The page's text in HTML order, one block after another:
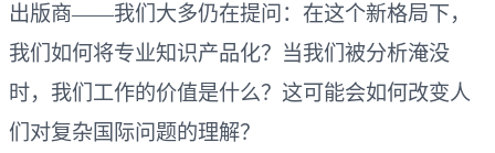
出版商——我们大多仍在提问：在这个新格局下，
我们如何将专业知识产品化？当我们被分析淹没
时，我们工作的价值是什么？这可能会如何改变人
们对复杂国际问题的理解？